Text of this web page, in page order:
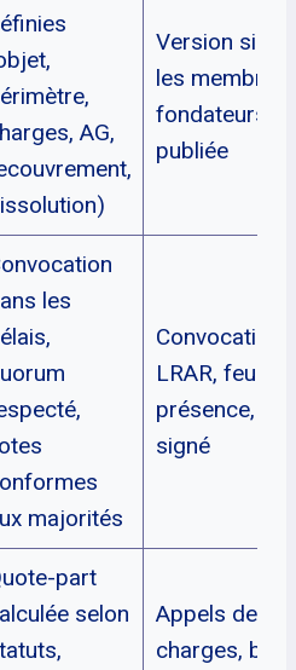
AG,
Version
les membres
fondateurs,
publiée
les
majorités
Convocation
LRAR,
présence, PV
signé
part
selon
Appels de
charges,